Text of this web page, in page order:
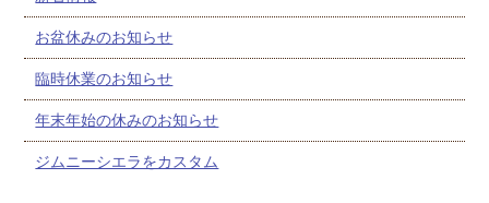
お盆休みのお知らせ
臨時休業のお知らせ
年末年始の休みのお知らせ
ジムニーシエラをカスタム